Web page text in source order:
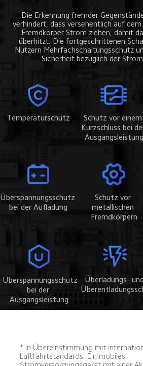
Die Erkennung fremder
verhindert, dass versehentlich auf
Fremdkörper Strom ziehen, damit
überhitzt. Die fortgeschrittenen
Nutzern Mehrfachschaltungsschutz
Sicherheit bezüglich der
Temperaturschutz
Schutz vor einem
Kurzschluss bei
Ausgangsleistung
Überspannungsschutz
bei der Aufladung
Schutz vor
metallischen
Fremdkörpern
Überspannungsschutz
bei der
Ausgangsleistung
Überladungs- und
* In Übereinstimmung mit
Luftfahrtstandards: Ein mobiles